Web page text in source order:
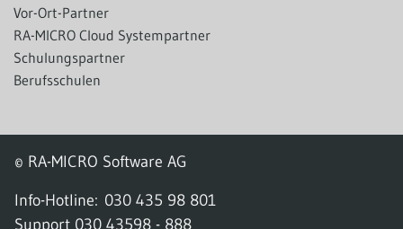
Vor-Ort-Partner
RA-MICRO Cloud Systempartner
Schulungspartner
Berufsschulen
© RA-MICRO Software AG
Info-Hotline: 030 435 98 801
Support 030 43598 - 888